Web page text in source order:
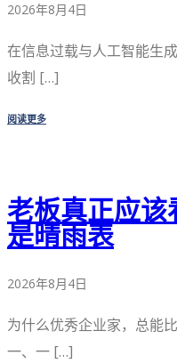
2026年8月4日
在信息过载与人工智能生
收割 […]
阅读更多
老板真正应该
是晴雨表
2026年8月4日
为什么优秀企业家，总能
一、一 […]